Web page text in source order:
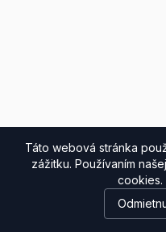
Táto webová stránka
zážitku. Používaním
cookies.